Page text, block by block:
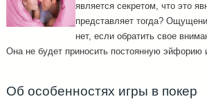
является секретом, что это
представляет тогда?
нет, если обратить свое
Она не будет приносить постоянную эйфорию
Об особенностях игры в покер